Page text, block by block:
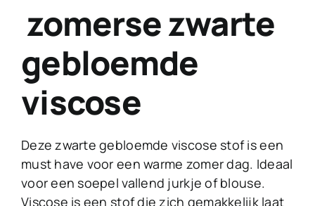
zomerse zwarte
gebloemde
viscose
Deze zwarte gebloemde viscose stof is een
must have voor een warme zomer dag. Ideaal
voor een soepel vallend jurkje of blouse.
Viscose is een stof die zich gemakkelijk laat